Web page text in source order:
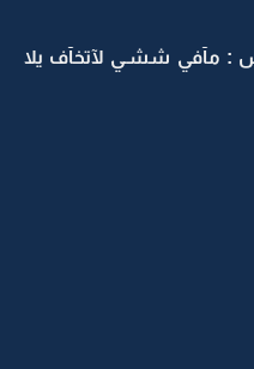
: مآفي ششـي لآتخآف يلا